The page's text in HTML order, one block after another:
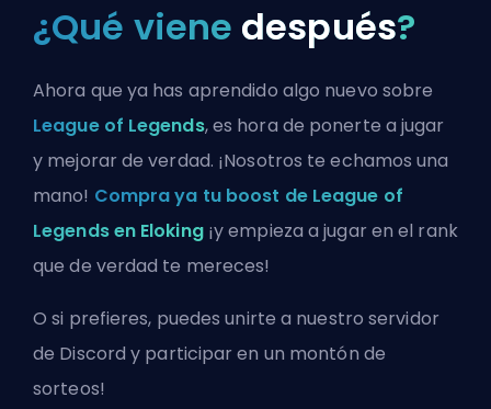
¿Qué viene después?
Ahora que ya has aprendido algo nuevo sobre
League of Legends, es hora de ponerte a jugar
y mejorar de verdad. ¡Nosotros te echamos una
mano! Compra ya tu boost de League of
Legends en Eloking¡y empieza a jugar en el rank
que de verdad te mereces!
O si prefieres, puedesunirte a nuestro servidor
de Discord y participar en un montón de
sorteos!